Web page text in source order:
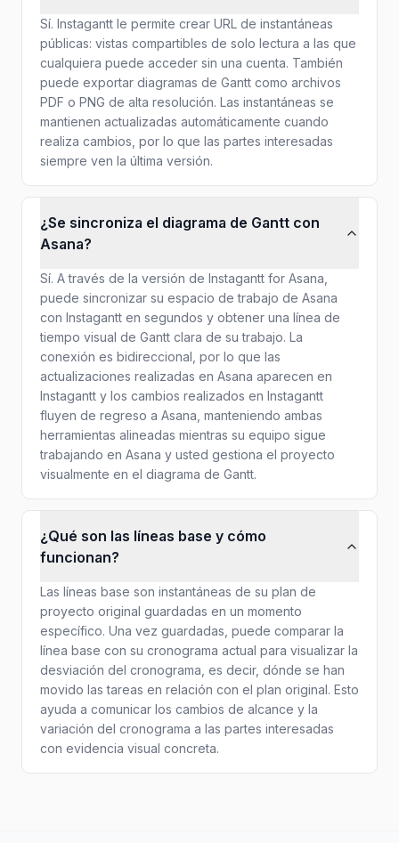
Sí. Instagantt le permite crear URL de instantáneas
públicas: vistas compartibles de solo lectura a las que
cualquiera puede acceder sin una cuenta. También
puede exportar diagramas de Gantt como archivos
PDF o PNG de alta resolución. Las instantáneas se
mantienen actualizadas automáticamente cuando
realiza cambios, por lo que las partes interesadas
siempre ven la última versión.
¿Se sincroniza el diagrama de Gantt con
Asana?
Sí. A través de la versión de Instagantt for Asana,
puede sincronizar su espacio de trabajo de Asana
con Instagantt en segundos y obtener una línea de
tiempo visual de Gantt clara de su trabajo. La
conexión es bidireccional, por lo que las
actualizaciones realizadas en Asana aparecen en
Instagantt y los cambios realizados en Instagantt
fluyen de regreso a Asana, manteniendo ambas
herramientas alineadas mientras su equipo sigue
trabajando en Asana y usted gestiona el proyecto
visualmente en el diagrama de Gantt.
¿Qué son las líneas base y cómo
funcionan?
Las líneas base son instantáneas de su plan de
proyecto original guardadas en un momento
específico. Una vez guardadas, puede comparar la
línea base con su cronograma actual para visualizar la
desviación del cronograma, es decir, dónde se han
movido las tareas en relación con el plan original. Esto
ayuda a comunicar los cambios de alcance y la
variación del cronograma a las partes interesadas
con evidencia visual concreta.